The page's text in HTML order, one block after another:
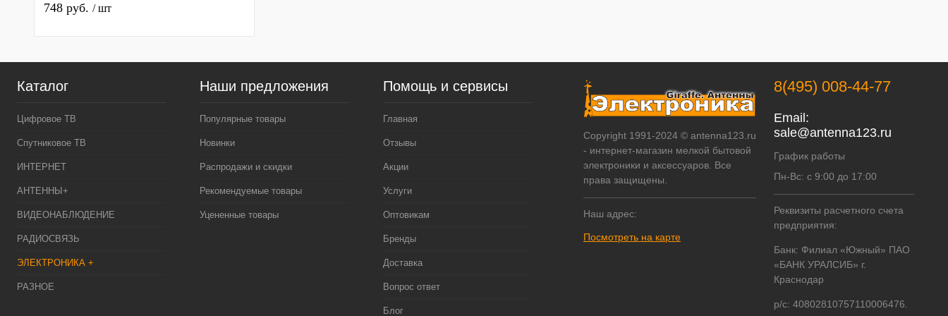
748 руб. / шт
Каталог
Цифровое ТВ
Спутниковое ТВ
ИНТЕРНЕТ
АНТЕННЫ+
ВИДЕОНАБЛЮДЕНИЕ
РАДИОСВЯЗЬ
ЭЛЕКТРОНИКА +
РАЗНОЕ
Наши предложения
Популярные товары
Новинки
Распродажи и скидки
Рекомендуемые товары
Уцененные товары
Помощь и сервисы
Главная
Отзывы
Акции
Услуги
Оптовикам
Бренды
Доставка
Вопрос ответ
Блог
Copyright 1991-2024 © antenna123.ru
- интернет-магазин мелкой бытовой
электроники и аксессуаров. Все
права защищены.
Наш адрес:
Посмотреть на карте
8(495) 008-44-77
Email:
sale@antenna123.ru
График работы
Пн-Вс: с 9:00 до 17:00
Реквизиты расчетного счета
предприятия:
Банк: Филиал «Южный» ПАО
«БАНК УРАЛСИБ» г.
Краснодар
р/с: 40802810757110006476.